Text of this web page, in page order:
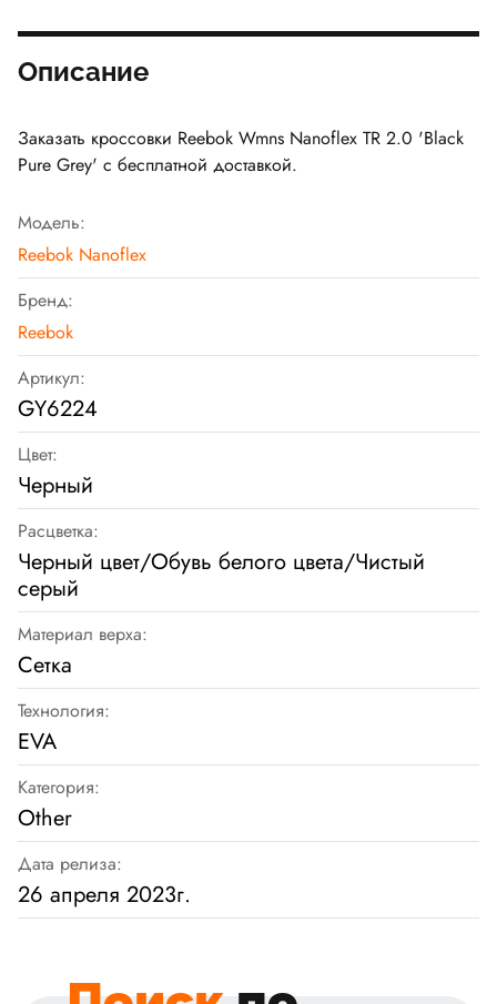
Описание
Заказать кроссовки Reebok Wmns Nanoflex TR 2.0 'Black
Pure Grey' с бесплатной доставкой.
Модель:
Reebok Nanoflex
Бренд:
Reebok
Артикул:
GY6224
Цвет:
Черный
Расцветка:
Черный цвет/Обувь белого цвета/Чистый
серый
Материал верха:
Сетка
Технология:
EVA
Категория:
Other
Дата релиза:
26 апреля 2023г.